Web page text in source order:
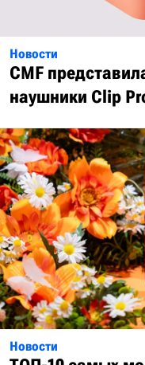
Новости
CMF
наушники Clip
Новости